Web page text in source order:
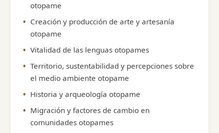
otopame
Creación y producción de arte y artesanía
otopame
Vitalidad de las lenguas otopames
Territorio, sustentabilidad y percepciones sobre
el medio ambiente otopame
Historia y arqueología otopame
Migración y factores de cambio en
comunidades otopames